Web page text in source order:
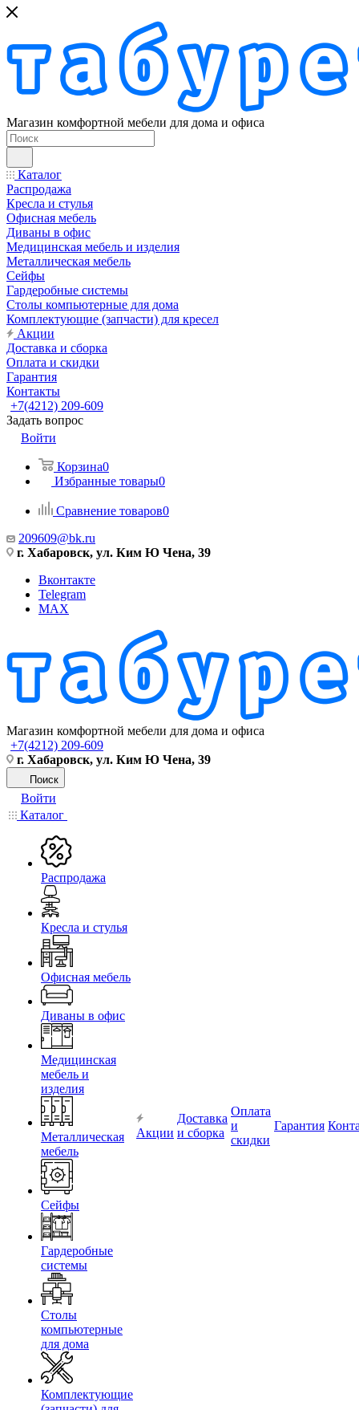
Магазин комфортной мебели для дома и офиса
Каталог
Распродажа
Кресла и стулья
Офисная мебель
Диваны в офис
Медицинская мебель и изделия
Металлическая мебель
Сейфы
Гардеробные системы
Столы компьютерные для дома
Комплектующие (запчасти) для кресел
Акции
Доставка и сборка
Оплата и скидки
Гарантия
Контакты
+7(4212) 209-609
Задать вопрос
Войти
Корзина0
Избранные товары0
Сравнение товаров0
209609@bk.ru
г. Хабаровск, ул. Ким Ю Чена, 39
Вконтакте
Telegram
MAX
Магазин комфортной мебели для дома и офиса
+7(4212) 209-609
г. Хабаровск, ул. Ким Ю Чена, 39
Поиск
Войти
Каталог
Распродажа
Кресла и стулья
Офисная мебель
Диваны в офис
Медицинская
мебель и
изделия
Металлическая
мебель
Сейфы
Гардеробные
системы
Столы
компьютерные
для дома
Комплектующие
Акции
Доставка
и сборка
Оплата
и
скидки
Гарантия